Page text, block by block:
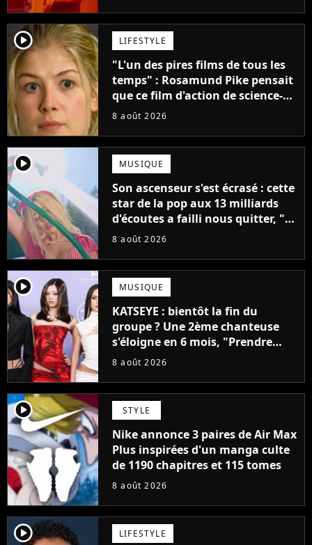
player2 LIFESTYLE
"L'un des pires films de tous les
temps" : Rosamund Pike pensait
que ce film d'action de science-
fiction avec Dwayne Johnson
8 août 2026
player2 MUSIQUE
Son ascenseur s'est écrasé : cette
star de la pop aux 13 milliards
d'écoutes a failli nous quitter, "Je
pensais ne plus jamais chanter"
8 août 2026
player2 MUSIQUE
KATSEYE : bientôt la fin du
groupe ? Une 2ème chanteuse
s'éloigne en 6 mois, "Prendre
cette décision n’a pas été facile"
8 août 2026
player2 STYLE
Nike annonce 3 paires de Air Max
Plus inspirées d'un manga culte
de 1190 chapitres et 115 tomes
8 août 2026
player2 LIFESTYLE